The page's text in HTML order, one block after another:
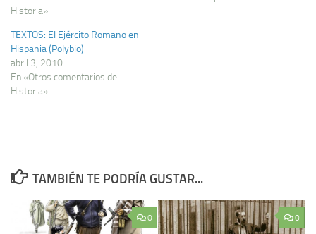
Historia»
TEXTOS: El Ejército Romano en
Hispania (Polybio)
abril 3, 2010
En «Otros comentarios de
Historia»
TAMBIÉN TE PODRÍA GUSTAR...
0 0